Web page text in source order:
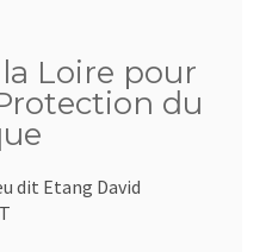
Loire pour
du
dit Etang David